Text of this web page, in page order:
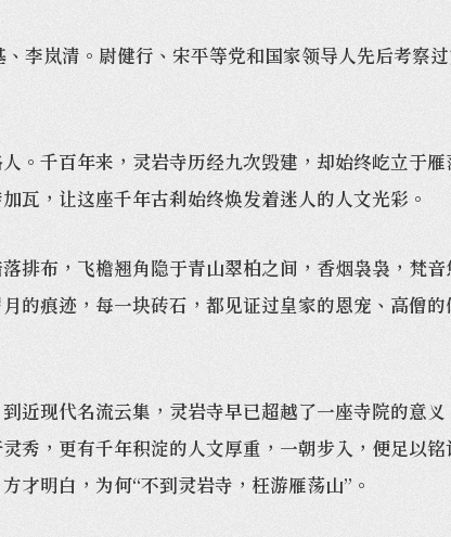
岚清。尉健行、宋平等党和国家领导人先后考察
千百年来，灵岩寺历经九次毁建，却始终屹立于雁
瓦，让这座千年古刹始终焕发着迷人的人文光彩。
布，飞檐翘角隐于青山翠柏之间，香烟袅袅，梵音
的痕迹，每一块砖石，都见证过皇家的恩宠、高僧
现代名流云集，灵岩寺早已超越了一座寺院的意义
秀，更有千年积淀的人文厚重，一朝步入，便足以
才明白，为何“不到灵岩寺，枉游雁荡山”。